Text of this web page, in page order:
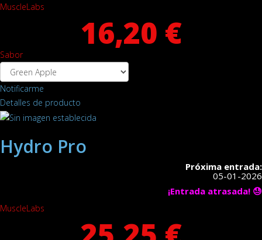
MuscleLabs
16,20 €
Sabor
Notificarme
Detalles de producto
Hydro Pro
Próxima entrada:
05-01-2026
¡Entrada atrasada! 😓
MuscleLabs